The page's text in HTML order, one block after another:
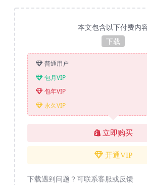
本文包含以下付费内
下载
普通用户
包月VIP
包年VIP
永久VIP
立即购买
开通VIP
下载遇到问题？可联系客服或反馈